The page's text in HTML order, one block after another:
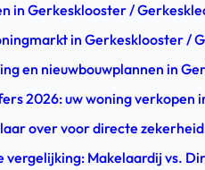
in Gerkesklooster /
in Gerkesklooster /
en nieuwbouwplannen in
2026: uw woning
over voor directe
vergelijking: Makelaardij vs.